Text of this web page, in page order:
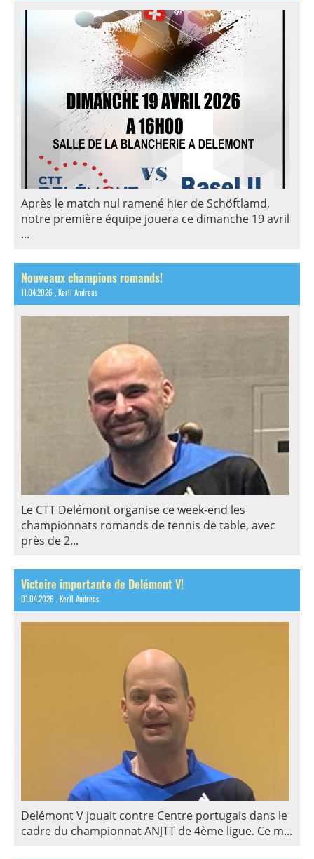
Après le match nul ramené hier de Schöftlamd,
notre première équipe jouera ce dimanche 19 avril
...
Nouveaux champions romands!
11.04.2026 , Kerll Andreas
Le CTT Delémont organise ce week-end les
championnats romands de tennis de table, avec
près de 2...
Victoire importante de Delémont V!
01.04.2026 , Kerll Andreas
Delémont V jouait contre Centre portugais dans le
cadre du championnat ANJTT de 4ème ligue. Ce m...